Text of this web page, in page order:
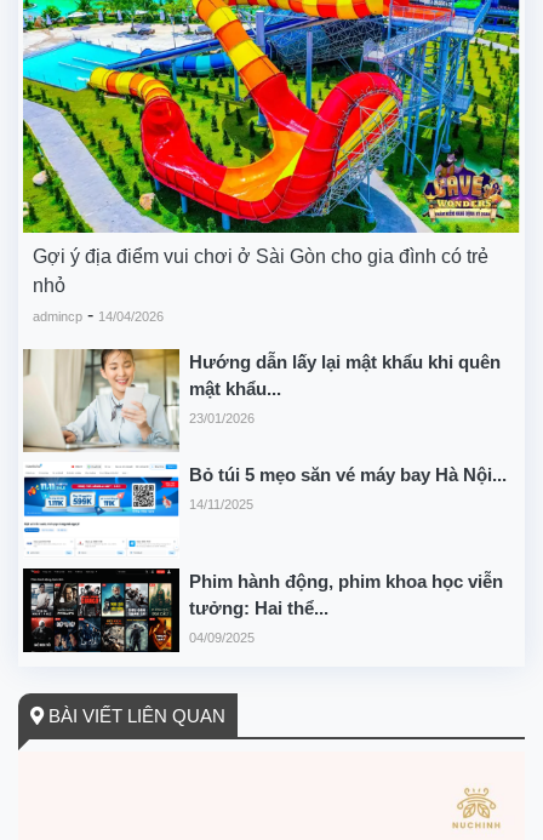
Gợi ý địa điểm vui chơi ở Sài Gòn cho gia đình có trẻ
nhỏ
admincp - 14/04/2026
Hướng dẫn lấy lại mật khẩu khi quên
mật khẩu...
23/01/2026
Bỏ túi 5 mẹo săn vé máy bay Hà Nội...
14/11/2025
Phim hành động, phim khoa học viễn
tưởng: Hai thể...
04/09/2025
BÀI VIẾT LIÊN QUAN